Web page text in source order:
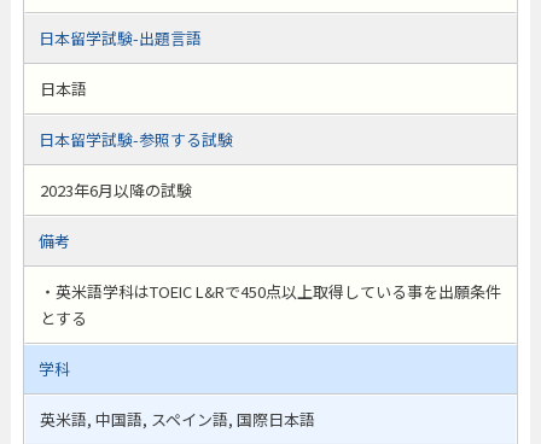
日本留学試験-出題言語
日本語
日本留学試験-参照する試験
2023年6月以降の試験
備考
・英米語学科はTOEIC L&Rで450点以上取得している事を出願条件
とする
学科
英米語, 中国語, スペイン語, 国際日本語